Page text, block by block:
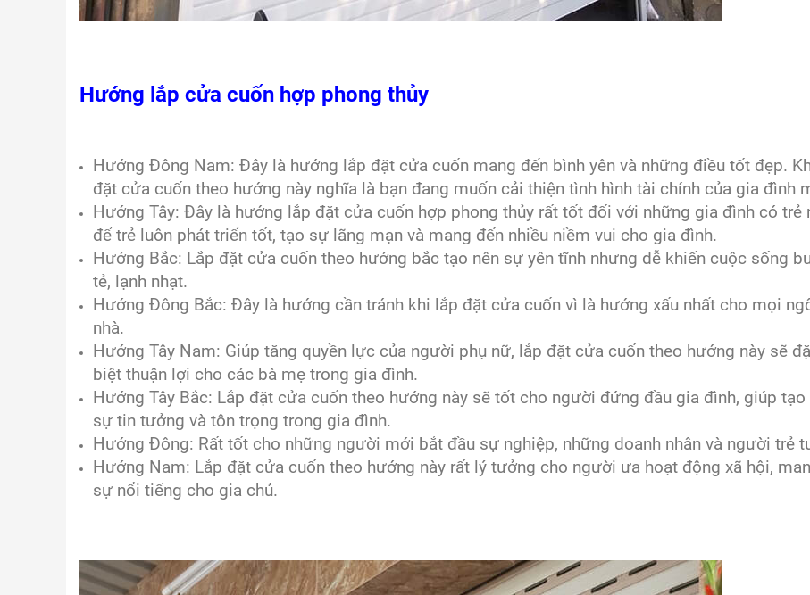
Hướng lắp cửa cuốn hợp phong thủy
Hướng Đông Nam: Đây là hướng lắp đặt cửa cuốn mang đến bình yên và những điều tốt đẹp.
đặt cửa cuốn theo hướng này nghĩa là bạn đang muốn cải thiện tình hình tài chính của gia đình
Hướng Tây: Đây là hướng lắp đặt cửa cuốn hợp phong thủy rất tốt đối với những gia đình có trẻ
để trẻ luôn phát triển tốt, tạo sự lãng mạn và mang đến nhiều niềm vui cho gia đình.
Hướng Bắc: Lắp đặt cửa cuốn theo hướng bắc tạo nên sự yên tĩnh nhưng dễ khiến cuộc sống
tẻ, lạnh nhạt.
Hướng Đông Bắc: Đây là hướng cần tránh khi lắp đặt cửa cuốn vì là hướng xấu nhất cho mọi
nhà.
Hướng Tây Nam: Giúp tăng quyền lực của người phụ nữ, lắp đặt cửa cuốn theo hướng này sẽ
biệt thuận lợi cho các bà mẹ trong gia đình.
Hướng Tây Bắc: Lắp đặt cửa cuốn theo hướng này sẽ tốt cho người đứng đầu gia đình, giúp tạo
sự tin tưởng và tôn trọng trong gia đình.
Hướng Đông: Rất tốt cho những người mới bắt đầu sự nghiệp, những doanh nhân và người trẻ
Hướng Nam: Lắp đặt cửa cuốn theo hướng này rất lý tưởng cho người ưa hoạt động xã hội,
sự nổi tiếng cho gia chủ.